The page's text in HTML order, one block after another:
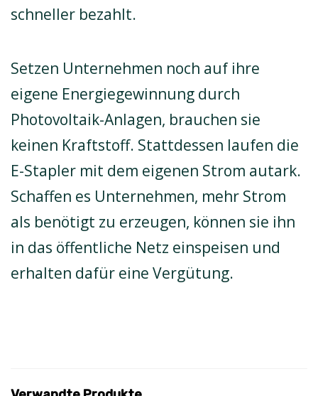
schneller bezahlt.
Setzen Unternehmen noch auf ihre
eigene Energiegewinnung durch
Photovoltaik-Anlagen, brauchen sie
keinen Kraftstoff. Stattdessen laufen die
E-Stapler mit dem eigenen Strom autark.
Schaffen es Unternehmen, mehr Strom
als benötigt zu erzeugen, können sie ihn
in das öffentliche Netz einspeisen und
erhalten dafür eine Vergütung.